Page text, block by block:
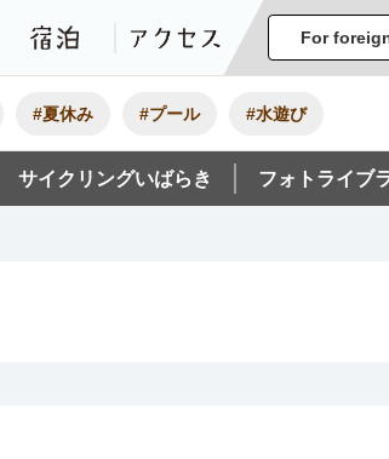
ージ
イベント グルメ・みやげ宿泊
For
#夏休み #プール #水遊び
サイクリングいばらき フォトライブ